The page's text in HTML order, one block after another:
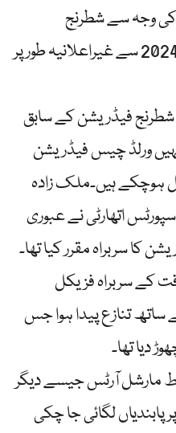
کی وجہ سے شطرنج
فیڈریشن کی سرگرمیاں نومبر2024 سے غیراعلانیہ طور پر
فیڈریشن کے سابق
ورلڈ چیس فیڈریشن
ہوچکے ہیں۔ملک زادہ
اتھارٹی نے عبوری
کا سربراہ مقرر کیا تھا۔
کے سربراہ فزیکل
تنازع پیدا ہوا جس
دیا تھا۔
مارشل آرٹس جیسے دیگر
پابندیاں لگائی جا چکی